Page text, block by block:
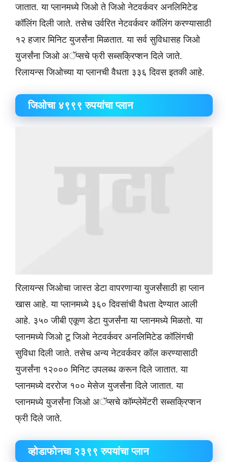
जातात. या प्लानमध्ये जिओ ते जिओ नेटवर्कवर अनलिमिटेड
कॉलिंग दिली जाते. तसेच उर्वरित नेटवर्कवर कॉलिंग करण्यासाठी
१२ हजार मिनिट युजर्संना मिळतात. या सर्व सुविधासह जिओ
युजर्संना जिओ अॅप्सचे फ्री सब्सक्रिप्शन दिले जाते.
रिलायन्स जिओच्या या प्लानची वैधता ३३६ दिवस इतकी आहे.
​जिओचा ४९९९ रुपयांचा प्लान
रिलायन्स जिओचा जास्त डेटा वापरणाऱ्या युजर्संसाठी हा प्लान
खास आहे. या प्लानमध्ये ३६० दिवसांची वैधता देण्यात आली
आहे. ३५० जीबी एकूण डेटा युजर्संना या प्लानमध्ये मिळतो. या
प्लानमध्ये जिओ टू जिओ नेटवर्कवर अनलिमिटेड कॉलिंगची
सुविधा दिली जाते. तसेच अन्य नेटवर्कवर कॉल करण्यासाठी
युजर्संना १२००० मिनिट उपलब्ध करून दिले जातात. या
प्लानमध्ये दररोज १०० मेसेज युजर्संना दिले जातात. या
प्लानमध्ये युजर्संना जिओ अॅप्सचे कॉम्प्लेमेंटरी सब्सक्रिप्शन
फ्री दिले जाते.
​व्होडाफोनचा २३९९ रुपयांचा प्लान